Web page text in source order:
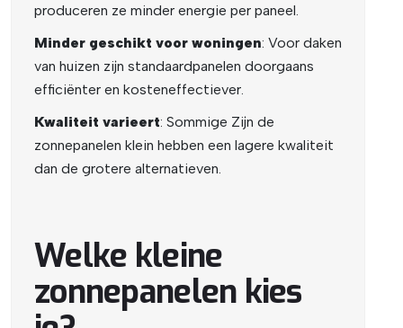
produceren ze minder energie per paneel.
Minder geschikt voor woningen: Voor daken
van huizen zijn standaardpanelen doorgaans
efficiënter en kosteneffectiever.
Kwaliteit varieert: Sommige Zijn de
zonnepanelen klein hebben een lagere kwaliteit
dan de grotere alternatieven.
Welke kleine
zonnepanelen kies